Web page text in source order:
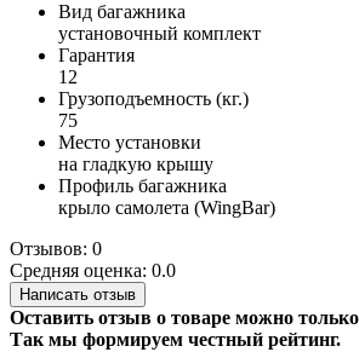
Вид багажника
установочный комплект
Гарантия
12
Грузоподъемность (кг.)
75
Место установки
на гладкую крышу
Профиль багажника
крыло самолета (WingBar)
Отзывов: 0
Средняя оценка: 0.0
Написать отзыв
Оставить отзыв о товаре можно
Так мы формируем честный рейтинг.